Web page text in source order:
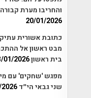
והחריבו מערת
20/01/2026
כתובת אשורית
מבט ראשון אל
בית ראשון01/2026
מפגש 'שחקים' עם
שני גבאי הי״ד